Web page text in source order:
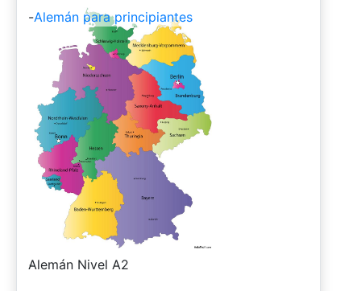
-Alemán para principiantes
-
Alemán Nivel A2